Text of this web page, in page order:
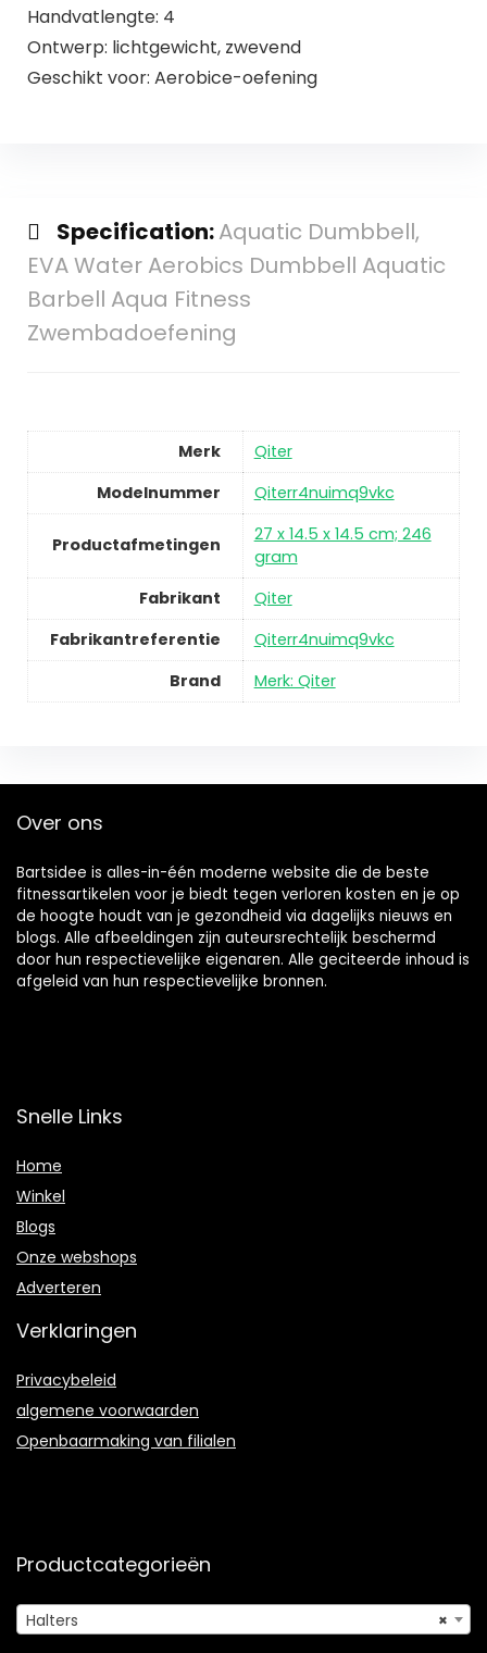
Handvatlengte: 4
Ontwerp: lichtgewicht, zwevend
Geschikt voor: Aerobice-oefening
Specification:Aquatic Dumbbell,
EVA Water Aerobics Dumbbell Aquatic
Barbell Aqua Fitness
Zwembadoefening
Merk
Qiter
Modelnummer
Qiterr4nuimq9vkc
Productafmetingen
27 x 14.5 x 14.5 cm; 246
gram
Fabrikant
Qiter
Fabrikantreferentie
Qiterr4nuimq9vkc
Brand
Merk: Qiter
Over ons
Bartsidee is alles-in-één moderne website die de beste
fitnessartikelen voor je biedt tegen verloren kosten en je op
de hoogte houdt van je gezondheid via dagelijks nieuws en
blogs. Alle afbeeldingen zijn auteursrechtelijk beschermd
door hun respectievelijke eigenaren. Alle geciteerde inhoud is
afgeleid van hun respectievelijke bronnen.
Snelle Links
Home
Winkel
Blogs
Onze webshops
Adverteren
Verklaringen
Privacybeleid
algemene voorwaarden
Openbaarmaking van filialen
Productcategorieën
×
Halters